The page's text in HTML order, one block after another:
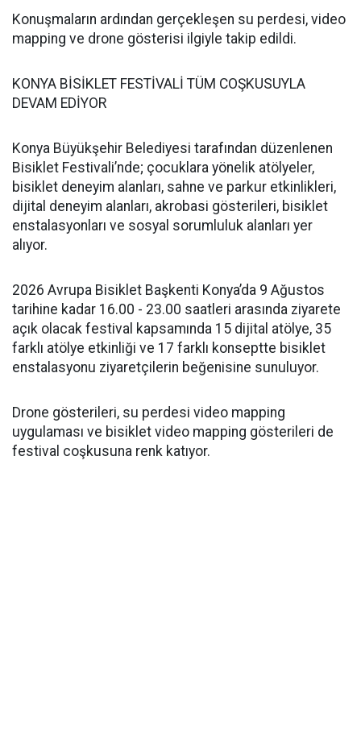
Konuşmaların ardından gerçekleşen su perdesi, video
mapping ve drone gösterisi ilgiyle takip edildi.
KONYA BİSİKLET FESTİVALİ TÜM COŞKUSUYLA
DEVAM EDİYOR
Konya Büyükşehir Belediyesi tarafından düzenlenen
Bisiklet Festivali’nde; çocuklara yönelik atölyeler,
bisiklet deneyim alanları, sahne ve parkur etkinlikleri,
dijital deneyim alanları, akrobasi gösterileri, bisiklet
enstalasyonları ve sosyal sorumluluk alanları yer
alıyor.
2026 Avrupa Bisiklet Başkenti Konya’da 9 Ağustos
tarihine kadar 16.00 - 23.00 saatleri arasında ziyarete
açık olacak festival kapsamında 15 dijital atölye, 35
farklı atölye etkinliği ve 17 farklı konseptte bisiklet
enstalasyonu ziyaretçilerin beğenisine sunuluyor.
Drone gösterileri, su perdesi video mapping
uygulaması ve bisiklet video mapping gösterileri de
festival coşkusuna renk katıyor.